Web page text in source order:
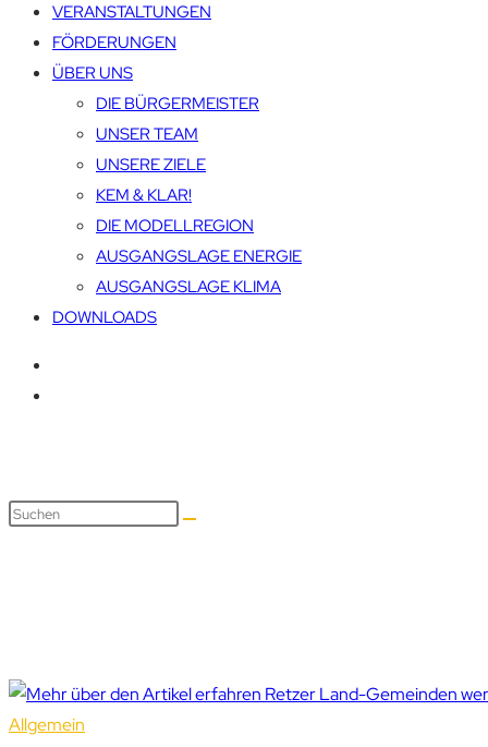
VERANSTALTUNGEN
FÖRDERUNGEN
ÜBER UNS
DIE BÜRGERMEISTER
UNSER TEAM
UNSERE ZIELE
KEM & KLAR!
DIE MODELLREGION
AUSGANGSLAGE ENERGIE
AUSGANGSLAGE KLIMA
DOWNLOADS
Allgemein